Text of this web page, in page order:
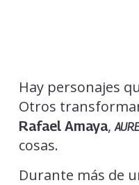
Hay personajes
Otros
Rafael Amaya,
cosas.
Durante más de